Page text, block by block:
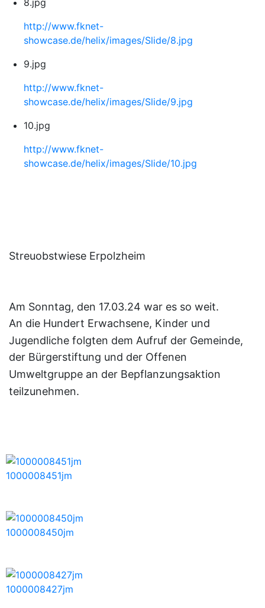
8.jpg
http://www.fknet-
showcase.de/helix/images/Slide/8.jpg
9.jpg
http://www.fknet-
showcase.de/helix/images/Slide/9.jpg
10.jpg
http://www.fknet-
showcase.de/helix/images/Slide/10.jpg
Streuobstwiese Erpolzheim
Am Sonntag, den 17.03.24 war es so weit.
An die Hundert Erwachsene, Kinder und
Jugendliche folgten dem Aufruf der Gemeinde,
der Bürgerstiftung und der Offenen
Umweltgruppe an der Bepflanzungsaktion
teilzunehmen.
1000008451jm
1000008450jm
1000008427jm